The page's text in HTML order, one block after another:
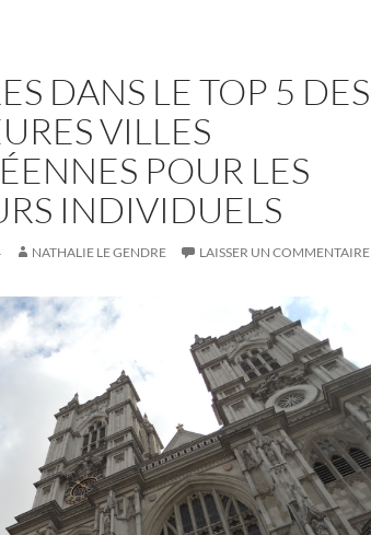
DANS LE TOP 5 DES
VILLES
POUR LES
INDIVIDUELS
NATHALIE LE GENDRE LAISSER UN COMMENTAIRE